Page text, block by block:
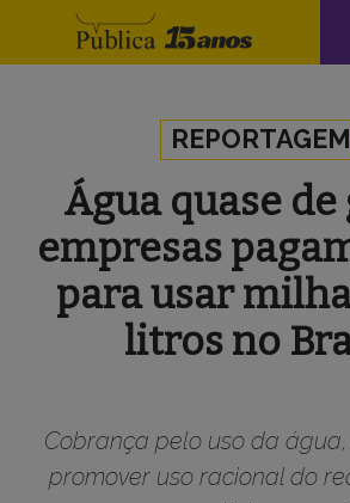
REPORTAGEM
Água quase de
empresas
para usar
litros no
Cobrança pelo uso da
promover uso racional do